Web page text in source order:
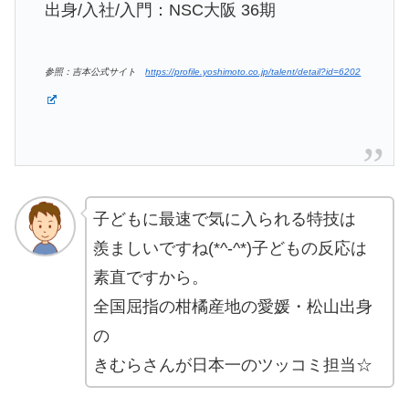
出身/入社/入門：NSC大阪 36期
参照：吉本公式サイトhttps://profile.yoshimoto.co.jp/talent/detail?id=6202
子どもに最速で気に入られる特技は
羨ましいですね(*^-^*)子どもの反応は
素直ですから。
全国屈指の柑橘産地の愛媛・松山出身
の
きむらさんが日本一のツッコミ担当☆